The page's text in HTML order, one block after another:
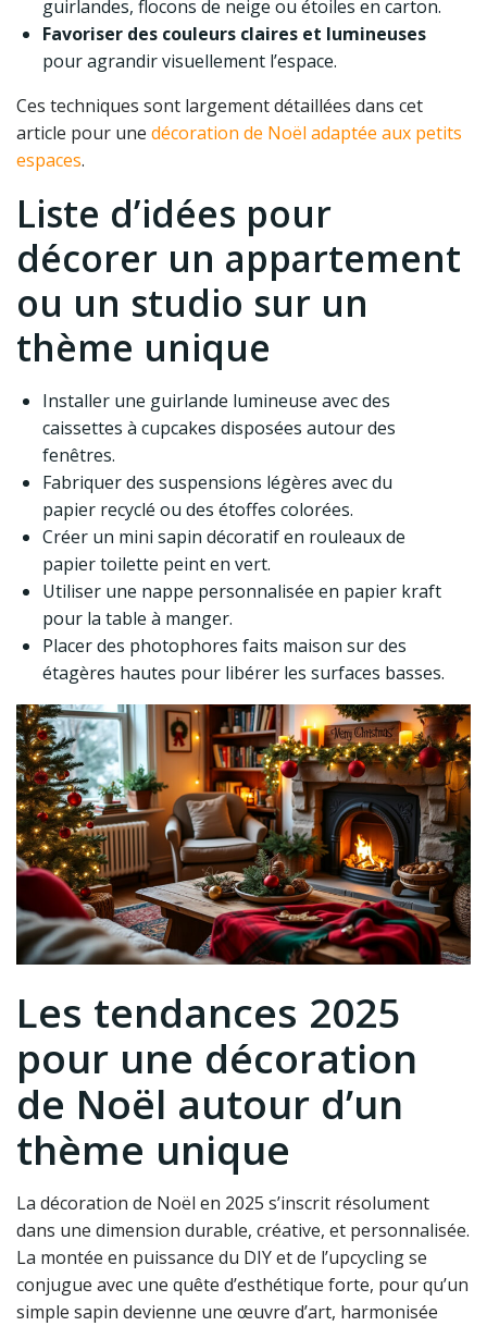
guirlandes, flocons de neige ou étoiles en carton.
Favoriser des couleurs claires et lumineuses
pour agrandir visuellement l’espace.
Ces techniques sont largement détaillées dans cet
article pour une décoration de Noël adaptée aux petits
espaces.
Liste d’idées pour
décorer un appartement
ou un studio sur un
thème unique
Installer une guirlande lumineuse avec des
caissettes à cupcakes disposées autour des
fenêtres.
Fabriquer des suspensions légères avec du
papier recyclé ou des étoffes colorées.
Créer un mini sapin décoratif en rouleaux de
papier toilette peint en vert.
Utiliser une nappe personnalisée en papier kraft
pour la table à manger.
Placer des photophores faits maison sur des
étagères hautes pour libérer les surfaces basses.
Les tendances 2025
pour une décoration
de Noël autour d’un
thème unique
La décoration de Noël en 2025 s’inscrit résolument
dans une dimension durable, créative, et personnalisée.
La montée en puissance du DIY et de l’upcycling se
conjugue avec une quête d’esthétique forte, pour qu’un
simple sapin devienne une œuvre d’art, harmonisée